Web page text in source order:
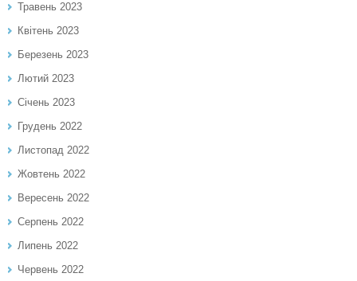
Травень 2023
Квітень 2023
Березень 2023
Лютий 2023
Січень 2023
Грудень 2022
Листопад 2022
Жовтень 2022
Вересень 2022
Серпень 2022
Липень 2022
Червень 2022